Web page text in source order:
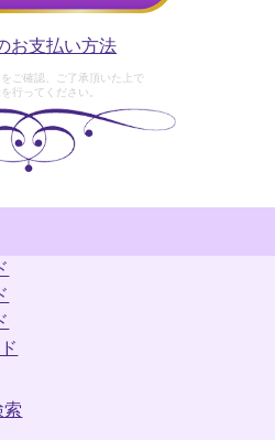
お支払い方法
をご確認、ご了承頂いた上で
行ってください。
索